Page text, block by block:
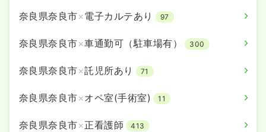
奈良県奈良市×電子カルテあり 97
奈良県奈良市×車通勤可（駐車場有） 300
奈良県奈良市×託児所あり 71
奈良県奈良市×オペ室(手術室) 11
奈良県奈良市×正看護師 413